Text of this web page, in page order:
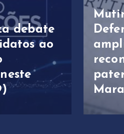
debate
ao